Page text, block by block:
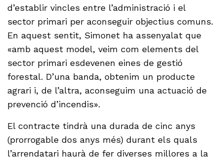
d’establir vincles entre l’administració i el
sector primari per aconseguir objectius comuns.
En aquest sentit, Simonet ha assenyalat que
«amb aquest model, veim com elements del
sector primari esdevenen eines de gestió
forestal. D’una banda, obtenim un producte
agrari i, de l’altra, aconseguim una actuació de
prevenció d’incendis».
El contracte tindrà una durada de cinc anys
(prorrogable dos anys més) durant els quals
l’arrendatari haurà de fer diverses millores a la